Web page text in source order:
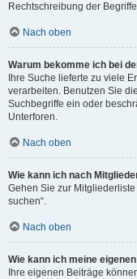
Rechtschreibung der
Nach oben
Warum bekomme ich bei
Ihre Suche lieferte zu viele
verarbeiten. Benutzen Sie
Suchbegriffe ein oder
Unterforen.
Nach oben
Wie kann ich nach
Gehen Sie zur
suchen“.
Nach oben
Wie kann ich meine
Ihre eigenen Beiträge